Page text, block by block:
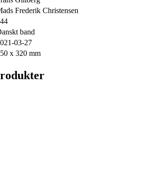
Frederik Christensen
band
03-27
x 320 mm